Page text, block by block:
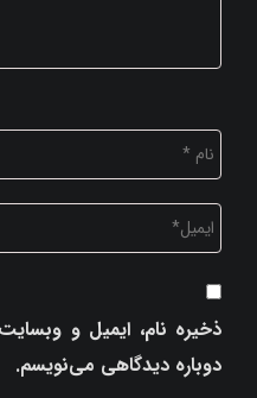
ذخیره نام، ایمیل و
دوباره دیدگاهی می‌نویسم.